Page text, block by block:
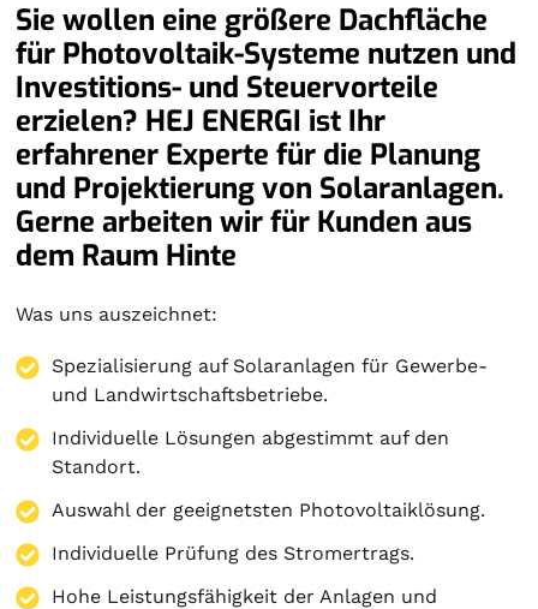
Sie wollen eine größere Dachfläche
für Photovoltaik-Systeme nutzen und
Investitions- und Steuervorteile
erzielen? HEJ ENERGI ist Ihr
erfahrener Experte für die Planung
und Projektierung von Solaranlagen.
Gerne arbeiten wir für Kunden aus
dem Raum Hinte
Was uns auszeichnet:
Spezialisierung auf Solaranlagen für Gewerbe-
und Landwirtschaftsbetriebe.
Individuelle Lösungen abgestimmt auf den
Standort.
Auswahl der geeignetsten Photovoltaiklösung.
Individuelle Prüfung des Stromertrags.
Hohe Leistungsfähigkeit der Anlagen und